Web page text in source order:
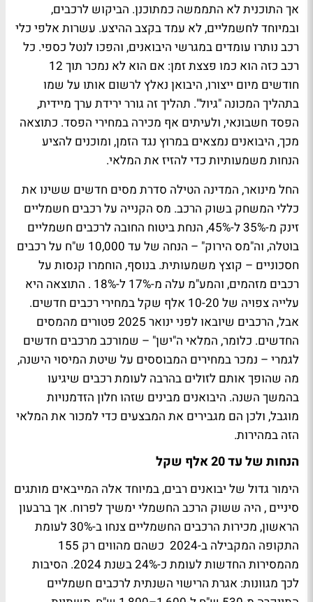
אך התוכנית לא התממשה כמתוכנן. הביקוש לרכבים,
ובמיוחד לחשמליים, לא עמד בקצב ההיצע. עשרות אלפי כלי
רכב נותרו עומדים במגרשי היבואנים, והפכו לנטל כספי. כל
רכב כזה הוא כמו פצצת זמן: אם הוא לא נמכר תוך 12
חודשים מיום ייצורו, היבואן נאלץ לרשום אותו על שמו
בתהליך המכונה "גיול". תהליך זה גורר ירידת ערך מיידית,
הפסד חשבונאי, ולעיתים אף מכירה במחירי הפסד. כתוצאה
מכך, היבואנים נמצאים במרוץ נגד הזמן, ומוכנים להציע
הנחות משמעותיות כדי להזיז את המלאי.
החל מינואר, המדינה הטילה סדרת מסים חדשים ששינו את
כללי המשחק בשוק הרכב. מס הקנייה על רכבים חשמליים
זינק מ-35% ל-45%, הנחת ביטוח החובה לרכבים חשמליים
בוטלה, וה"מס הירוק" – הנחה של עד 10,000 ש"ח על רכבים
חסכוניים – קוצץ משמעותית. בנוסף, הוחמרו קנסות על
רכבים מזהמים, והמע"מ עלה מ-17% ל-18% . התוצאה היא
עלייה צפויה של 10-20 אלף שקל במחירי רכבים חדשים.
אבל, הרכבים שיובאו לפני ינואר 2025 פטורים מהמסים
החדשים. כלומר, המלאי ה"ישן" – שמורכב מרכבים חדשים
לגמרי – נמכר במחירים המבוססים על שיטת המיסוי הישנה,
מה שהופך אותם לזולים בהרבה לעומת רכבים שיגיעו
בהמשך השנה. היבואנים מבינים שזהו חלון הזדמנויות
מוגבל, ולכן הם מגבירים את המבצעים כדי למכור את המלאי
הזה במהירות.
הנחות של עד 20 אלף שקל
הימור גדול של יבואנים רבים, במיוחד אלה המייבאים מותגים
סיניים , היה ששוק הרכב החשמלי ימשיך לפרוח. אך ברבעון
הראשון, מכירות הרכבים החשמליים צנחו ב-30% לעומת
התקופה המקבילה ב-2024 כשהם מהווים רק 155
מהמסירות החדשות לעומת כ-24% בשנת 2024. הסיבות
לכך מגוונות: אגרת הרישוי השנתית לרכבים חשמליים